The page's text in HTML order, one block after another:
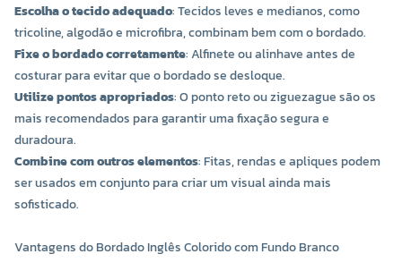
COR 0193
R$ 15,20 UNIDADE
- +
COR 0199
R$ 15,20 UNIDADE
- +
Escolha o tecido adequado: Tecidos leves e medianos, como
tricoline, algodão e microfibra, combinam bem com o bordado.
Fixe o bordado corretamente: Alfinete ou alinhave antes de
costurar para evitar que o bordado se desloque.
Utilize pontos apropriados: O ponto reto ou ziguezague são os
mais recomendados para garantir uma fixação segura e
duradoura.
Combine com outros elementos: Fitas, rendas e apliques podem
ser usados em conjunto para criar um visual ainda mais
sofisticado.
Vantagens do Bordado Inglês Colorido com Fundo Branco